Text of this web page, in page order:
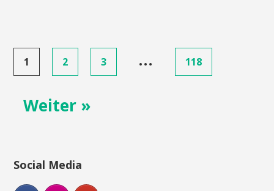
Posts
navigation
1 2 3 … 118
Weiter »
Social Media